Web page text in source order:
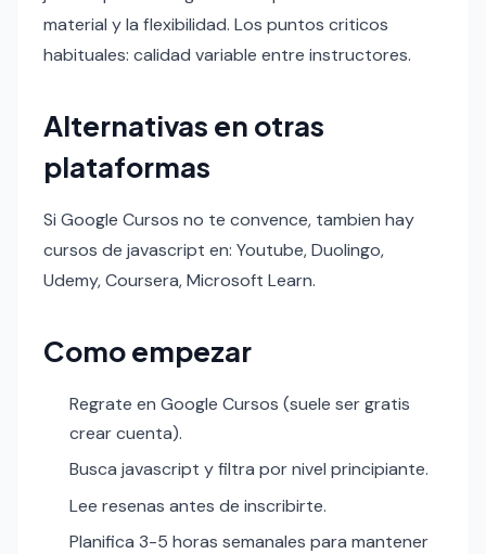
material y la flexibilidad. Los puntos criticos
habituales: calidad variable entre instructores.
Alternativas en otras
plataformas
Si Google Cursos no te convence, tambien hay
cursos de javascript en: Youtube, Duolingo,
Udemy, Coursera, Microsoft Learn.
Como empezar
Regrate en Google Cursos (suele ser gratis
crear cuenta).
Busca javascript y filtra por nivel principiante.
Lee resenas antes de inscribirte.
Planifica 3-5 horas semanales para mantener